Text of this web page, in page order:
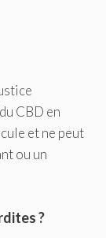
CBD en
et ne peut
ou un
?